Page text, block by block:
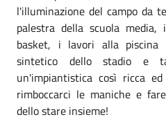
l'illuminazione del campo da
palestra della scuola
basket, i lavori alla piscina
sintetico dello stadio e
un'impiantistica così ricca
rimboccarci le maniche e
dello stare insieme!